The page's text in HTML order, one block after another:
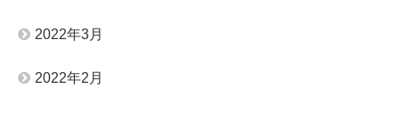
2022年3月
2022年2月